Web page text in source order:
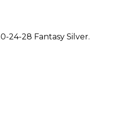
24-28 Fantasy Silver.